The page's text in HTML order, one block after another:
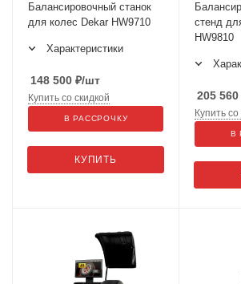
Балансировочный станок
для колес Dekar HW9710
Характеристики
148 500 ₽/шт
КУПИТЬ
Купить со скидкой
В РАССРОЧКУ
стенд
HW9810
205 560
Купить со
В